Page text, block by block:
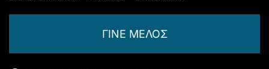
ΓΙΝΕ ΜΕΛΟΣ